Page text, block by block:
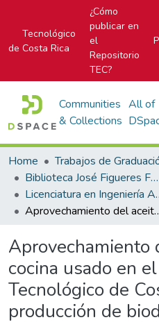
Tecnológico
de Costa Rica
¿Cómo
publicar en
el
Repositorio
TEC?
Communities
& Collections
All of
Home
Trabajos de
Biblioteca José Figueres Ferrer
Aprovechamiento del aceite de cocina usado
Aprovechamiento
cocina usado en
Tecnológico de
producción de